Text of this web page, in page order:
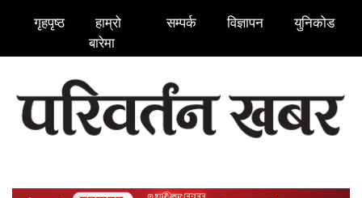
गृहपृष्ठ
हाम्रो
बारेमा
सम्पर्क विज्ञापन युनिकोड